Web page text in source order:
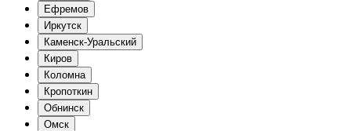
Ефремов
Иркутск
Каменск-Уральский
Киров
Коломна
Кропоткин
Обнинск
Омск